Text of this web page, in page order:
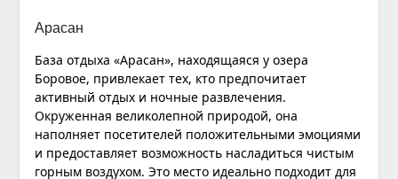
Арасан
База отдыха «Арасан», находящаяся у озера
Боровое, привлекает тех, кто предпочитает
активный отдых и ночные развлечения.
Окруженная великолепной природой, она
наполняет посетителей положительными эмоциями
и предоставляет возможность насладиться чистым
горным воздухом. Это место идеально подходит для